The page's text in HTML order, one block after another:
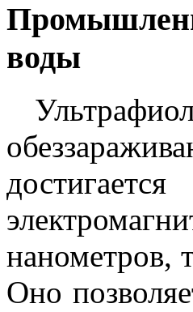
воды
нанометров,
Оно